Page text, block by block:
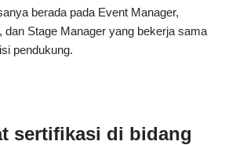
berada pada Event Manager,
dan Stage Manager yang bekerja sama
pendukung.
sertifikasi di bidang